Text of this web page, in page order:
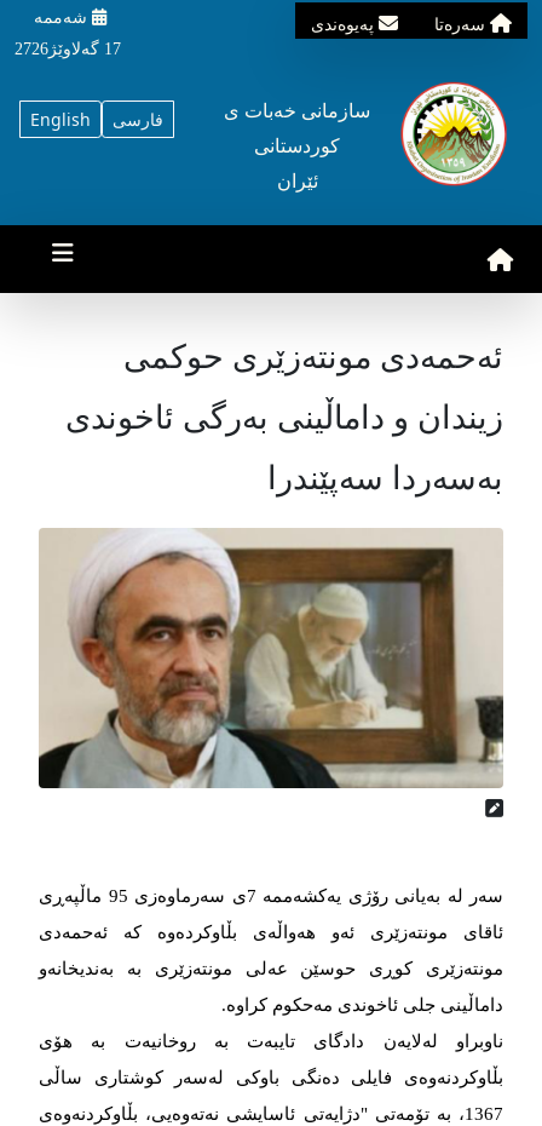
سه‌ره‌تا په‌یوه‌ندی
شه‌ممه‌
17 گه‌لاوێژ2726
English فارسی
سازمانی خه‌بات ی
کوردستانی
ئێران
ئەحمەدی مونتەزێری حوکمی
زیندان و داماڵینی بەرگی ئاخوندی
بەسەردا سەپێندرا
سەر لە بەیانی رۆژی یەکشەممە 7ی سەرماوەزی 95 ماڵپەڕی
ئاقای مونتەزێری ئەو هەواڵەی بڵاوکردەوە کە ئەحمەدی
مونتەزێری کوڕی حوسێن عەلی مونتەزێری بە بەندیخانەو
داماڵینی جلی ئاخوندی مەحکوم کراوە.
ناوبراو لەلایەن دادگای تایبەت بە روخانیەت بە هۆی
بڵاوکردنەوەی فایلی دەنگی باوکی لەسەر کوشتاری ساڵی
1367، بە تۆمەتی "دژایەتی ئاسایشی نەتەوەیی، بڵاوکردنەوەی